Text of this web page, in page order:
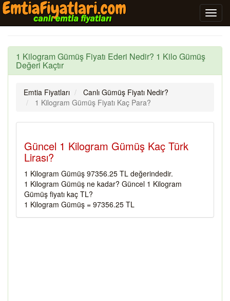
1 Kilogram Gümüş Fiyatı Ederi Nedir? 1 Kilo Gümüş
Değeri Kaçtır
Emtia Fiyatları
Canlı Gümüş Fiyatı Nedir?
1 Kilogram Gümüş Fiyatı Kaç Para?
Güncel 1 Kilogram Gümüş Kaç Türk
Lirası?
1 Kilogram Gümüş 97356.25 TL değerindedir.
1 Kilogram Gümüş ne kadar? Güncel 1 Kilogram
Gümüş fiyatı kaç TL?
1 Kilogram Gümüş = 97356.25 TL